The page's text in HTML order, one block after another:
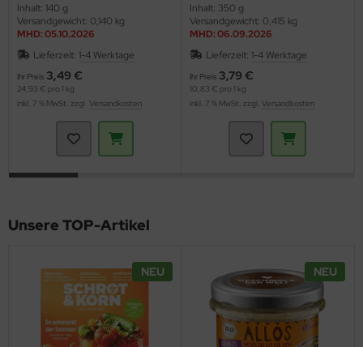
Inhalt: 140 g
Versandgewicht: 0,140 kg
MHD: 05.10.2026
Lieferzeit: 1-4 Werktage
Ihr Preis 3,49 €
24,93 € pro 1 kg
inkl. 7 % MwSt. zzgl. Versandkosten
Inhalt: 350 g
Versandgewicht: 0,415 kg
MHD: 06.09.2026
Lieferzeit: 1-4 Werktage
Ihr Preis 3,79 €
10,83 € pro 1 kg
inkl. 7 % MwSt. zzgl. Versandkosten
Unsere TOP-Artikel
NEU NEU